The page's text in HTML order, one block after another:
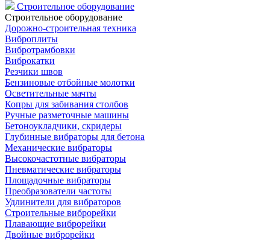
Строительное оборудование
Строительное оборудование
Дорожно-строительная техника
Виброплиты
Вибротрамбовки
Виброкатки
Резчики швов
Бензиновые отбойные молотки
Осветительные мачты
Копры для забивания столбов
Ручные разметочные машины
Бетоноукладчики, скридеры
Глубинные вибраторы для бетона
Механические вибраторы
Высокочастотные вибраторы
Пневматические вибраторы
Площадочные вибраторы
Преобразователи частоты
Удлинители для вибраторов
Строительные виброрейки
Плавающие виброрейки
Двойные виброрейки